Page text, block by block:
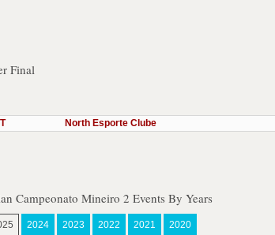
Final
North Esporte Clube
Campeonato Mineiro 2 Events By Years
2024 2023 2022 2021 2020